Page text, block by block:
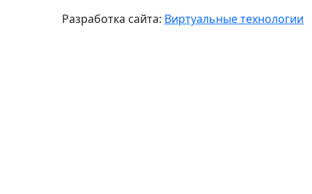
Разработка сайта: Виртуальные технологии